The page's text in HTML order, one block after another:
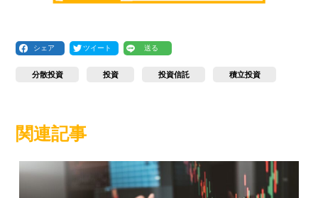
シェア ツイート 送る
分散投資 投資 投資信託 積立投資
関連記事